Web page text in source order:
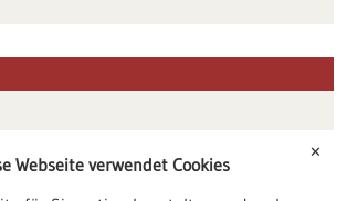
✕
Webseite verwendet Cookies